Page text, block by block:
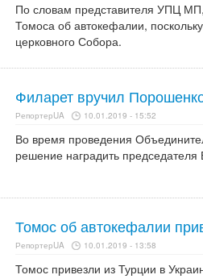
По словам представителя УПЦ
Томоса об автокефалии,
церковного Собора.
Филарет вручил
РепортерUA 10.01.2019 - 15:52
Во время проведения
решение наградить
Томос об автокефалии
РепортерUA 10.01.2019 - 13:58
Томос привезли из Турции в